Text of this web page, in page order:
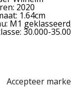
2020
1.64cm
M1
30.000-
Accepteer